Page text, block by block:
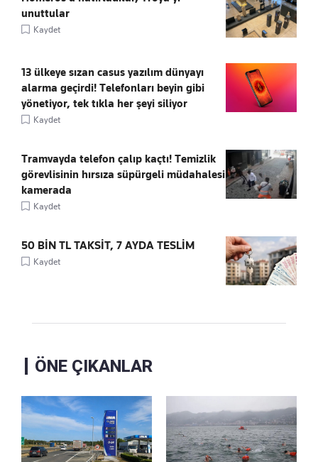
unuttular
Kaydet
13 ülkeye sızan casus yazılım dünyayı
alarma geçirdi! Telefonları beyin gibi
yönetiyor, tek tıkla her şeyi siliyor
Kaydet
Tramvayda telefon çalıp kaçtı! Temizlik
görevlisinin hırsıza süpürgeli müdahalesi
kamerada
Kaydet
50 BİN TL TAKSİT, 7 AYDA TESLİM
Kaydet
ÖNE ÇIKANLAR